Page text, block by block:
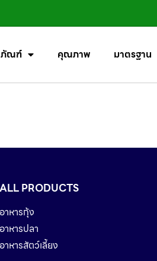
ณฑ์ คุณภาพ มาตรฐาน
ALL PRODUCTS
อาหารกุ้ง
อาหารปลา
อาหารสัตว์เลี้ยง